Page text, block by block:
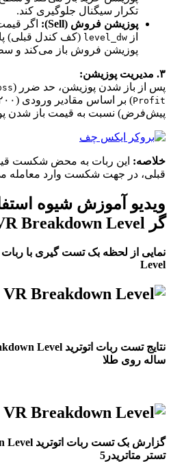
تکرار سیگنال جلوگیری کند.
پوزیشن فروش (Sell):
از level_dw (کف کندل قبلی)
پوزیشن فروش باز می‌کند
۳. مدیریت پوزیشن:
پس از باز شدن پوزیشن، حد ضرر (
Profit
پیش‌فرض) نسبت به قیمت باز شدن
خلاصه: این ربات به محض شکست
قبلی، در جهت شکست وارد معامله
ویدیو آموزش شیوه
گر VR Breakdown Level
Level
ساله روی طلا
تستر متاتریدر5